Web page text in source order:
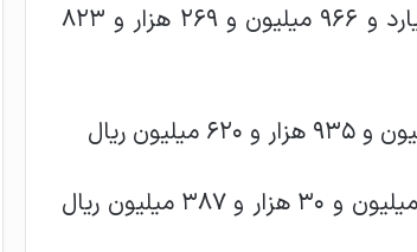
و از حیث هزینه‌ها و سایر پرداخت‌ها بالغ بر ۸۸ میلیارد و ۹۶۶ میلیون و ۲۶۹ هزار و ۸۲۳
از سرجمع بودجه کل کشور مبلغ ۳۳ میلیارد و ۳۷۰ میلیون و ۳۰ هزار و ۳۸۷ میلیون ریال